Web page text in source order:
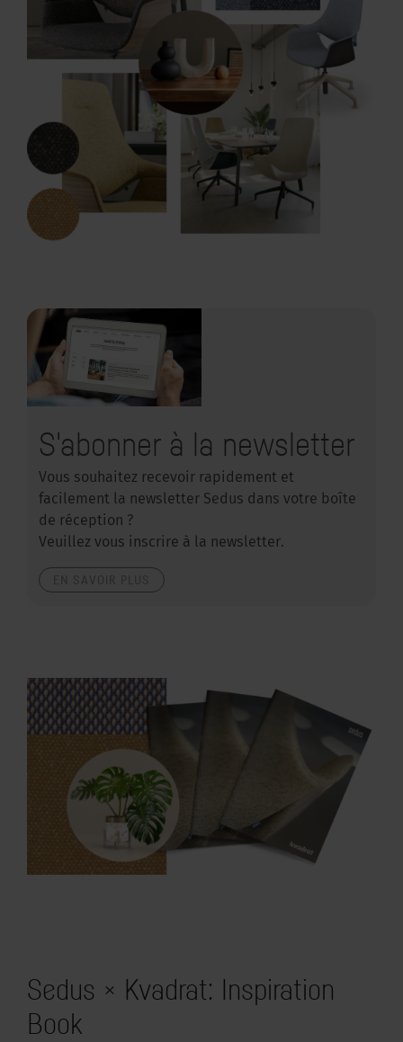
S'abonner à la newsletter
Vous souhaitez recevoir rapidement et
facilement la newsletter Sedus dans votre boîte
de réception ?
Veuillez vous inscrire à la newsletter.
Sedus × Kvadrat: Inspiration
Book